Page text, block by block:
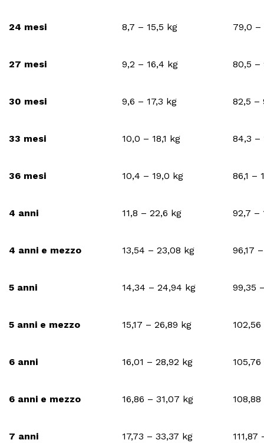
24 mesi 8,7 – 15,5 kg 79,0
27 mesi 9,2 – 16,4 kg 80,5 –
30 mesi 9,6 – 17,3 kg 82,5 –
33 mesi 10,0 – 18,1 kg 84,3 –
36 mesi 10,4 – 19,0 kg 86,1 –
4 anni 11,8 – 22,6 kg 92,7 –
4 anni e mezzo 13,54 – 23,08 kg 96,17
5 anni 14,34 – 24,94 kg 99,35
5 anni e mezzo 15,17 – 26,89 kg
6 anni 16,01 – 28,92 kg
6 anni e mezzo 16,86 – 31,07 kg
7 anni 17,73 – 33,37 kg